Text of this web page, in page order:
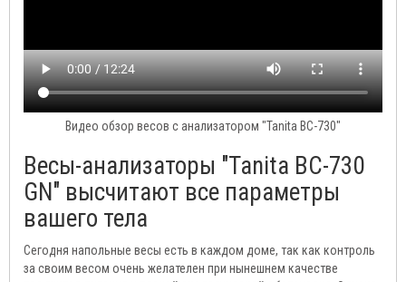
Видео обзор весов с анализатором "Tanita ВС-730"
Весы-анализаторы "Tanita ВС-730
GN" высчитают все параметры
вашего тела
Сегодня напольные весы есть в каждом доме, так как контроль
за своим весом очень желателен при нынешнем качестве